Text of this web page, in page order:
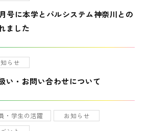
号に本学とパルシステム神奈川との
ました
らせ
い・お問い合わせについて
・学生の活躍
お知らせ